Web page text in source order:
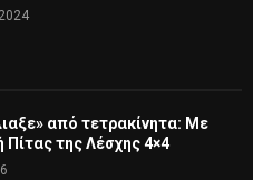
από τετρακίνητα: Με
Πίτας της Λέσχης 4×4